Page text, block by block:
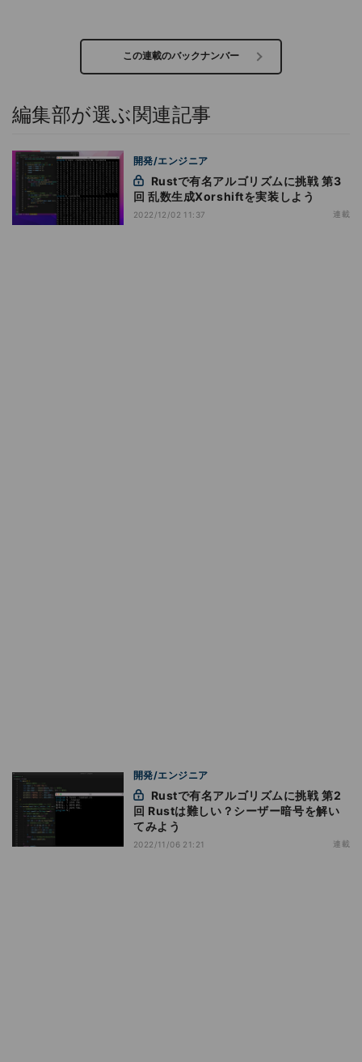
この連載のバックナンバー
編集部が選ぶ関連記事
開発/エンジニア
回 乱数生成Xorshiftを実装しよう
2022/12/02 11:37 連載
開発/エンジニア
回 Rustは難しい？シーザー暗号を解い
てみよう
2022/11/06 21:21 連載